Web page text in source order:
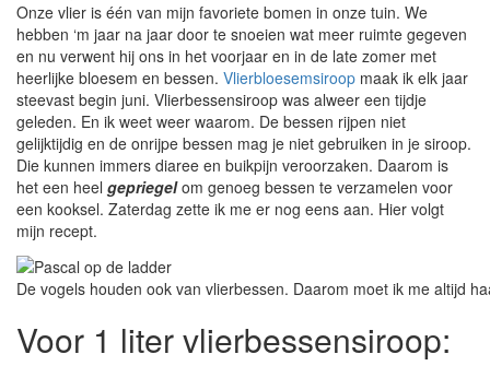
Onze vlier is één van mijn favoriete bomen in onze tuin. We
hebben ‘m jaar na jaar door te snoeien wat meer ruimte gegeven
en nu verwent hij ons in het voorjaar en in de late zomer met
heerlijke bloesem en bessen. Vlierbloesemsiroop maak ik elk jaar
steevast begin juni. Vlierbessensiroop was alweer een tijdje
geleden. En ik weet weer waarom. De bessen rijpen niet
gelijktijdig en de onrijpe bessen mag je niet gebruiken in je siroop.
Die kunnen immers diaree en buikpijn veroorzaken. Daarom is
het een heel gepriegelom genoeg bessen te verzamelen voor
een kooksel. Zaterdag zette ik me er nog eens aan. Hier volgt
mijn recept.
De vogels houden ook van vlierbessen. Daarom moet ik me altijd
Voor 1 liter vlierbessensiroop: